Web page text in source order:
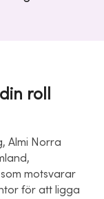
roll
Almi Norra
motsvarar
för att ligga